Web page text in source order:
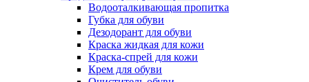
Водооталкивающая пропитка
Губка для обуви
Дезодорант для обуви
Краска жидкая для кожи
Краска-спрей для кожи
Крем для обуви